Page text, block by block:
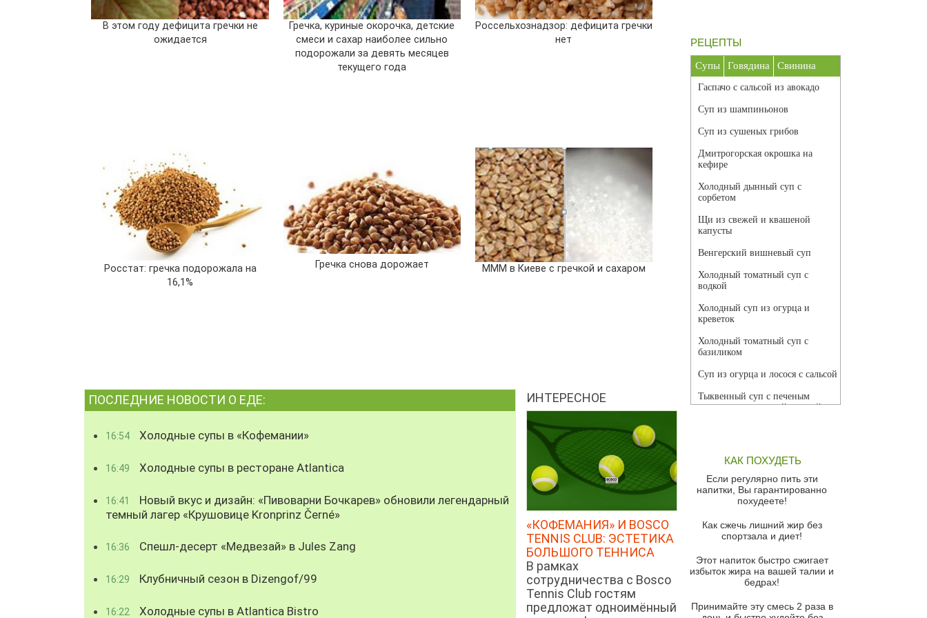
В этом году дефицита гречки не
ожидается
Гречка, куриные окорочка, детские
смеси и сахар наиболее сильно
подорожали за девять месяцев
текущего года
Россельхознадзор: дефицита гречки
нет
Росстат: гречка подорожала на
16,1%
Гречка снова дорожает МММ в Киеве с гречкой и сахаром
ПОСЛЕДНИЕ НОВОСТИ О ЕДЕ:
16:54 Холодные супы в «Кофемании»
16:49 Холодные супы в ресторане Atlantica
16:41
Новый вкус и дизайн: «Пивоварни Бочкарев» обновили легендарный
темный лагер «Крушовице Kronprinz Černé»
16:36 Спешл-десерт «Медвезай» в Jules Zang
16:29 Клубничный сезон в Dizengof/99
16:22 Холодные супы в Atlantica Bistro
ИНТЕРЕСНОЕ
«КОФЕМАНИЯ» И BOSCO
TENNIS CLUB: ЭСТЕТИКА
БОЛЬШОГО ТЕННИСА
В рамках
сотрудничества с Bosco
Tennis Club гостям
предложат одноимённый
РЕЦЕПТЫ
Супы Говядина Свинина
Гаспачо с сальсой из авокадо
Суп из шампиньонов
Суп из сушеных грибов
Дмитрогорская окрошка на
кефире
Холодный дынный суп с
сорбетом
Щи из свежей и квашеной
капусты
Венгерский вишневый суп
Холодный томатный суп с
водкой
Холодный суп из огурца и
креветок
Холодный томатный суп с
базиликом
Суп из огурца и лосося с сальсой
Тыквенный суп с печеным
чесноком и томатной сальсой
красного перца
Парижский луковый суп
Суп из спаржи и горошка с
Суп-крем из цветной капусты
Французский луковый суп
Суп из баклажанов с моцареллой
КАК ПОХУДЕТЬ
Если регулярно пить эти
напитки, Вы гарантированно
похудеете!
Как сжечь лишний жир без
спортзала и диет!
Этот напиток быстро сжигает
избыток жира на вашей талии и
бедрах!
Принимайте эту смесь 2 раза в